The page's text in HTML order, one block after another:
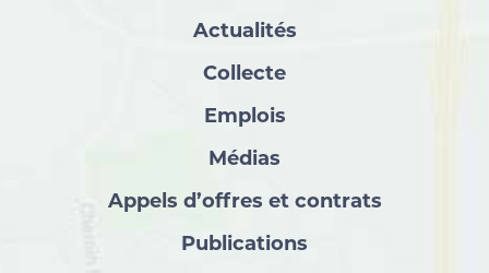
Actualités
Collecte
Emplois
Médias
Appels d’offres et contrats
Publications